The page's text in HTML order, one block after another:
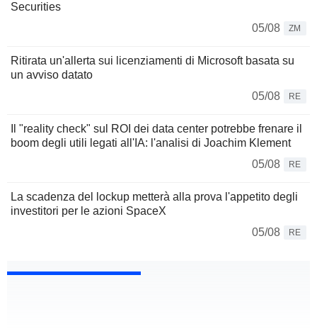
Securities
05/08
ZM
Ritirata un'allerta sui licenziamenti di Microsoft basata su
un avviso datato
05/08
RE
Il "reality check" sul ROI dei data center potrebbe frenare il
boom degli utili legati all'IA: l'analisi di Joachim Klement
05/08
RE
La scadenza del lockup metterà alla prova l'appetito degli
investitori per le azioni SpaceX
05/08
RE